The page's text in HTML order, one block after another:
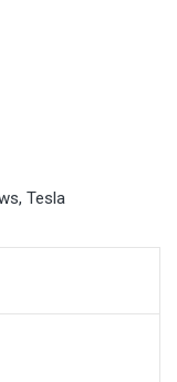
, Tesla